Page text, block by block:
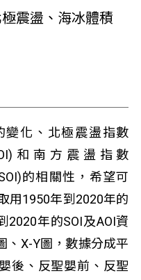
震盪、海冰體積
變化、北極震盪指數
和南方震盪指數
的相關性，希望可
用1950年到2020年的
2020年的SOI及AOI資
、X-Y圖，數據分成平
後、反聖嬰前、反聖